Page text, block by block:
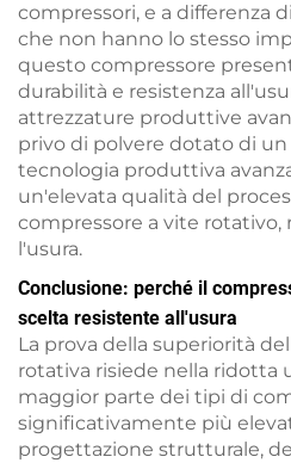
compressori, e a differenza
che non hanno lo stesso
questo compressore
durabilità e resistenza
attrezzature produttive
privo di polvere dotato di
tecnologia produttiva
un'elevata qualità del
compressore a vite
l'usura.
Conclusione: perché il
scelta resistente all'usura
La prova della superiorità
rotativa risiede nella ridotta
maggior parte dei tipi di
significativamente più
progettazione strutturale,